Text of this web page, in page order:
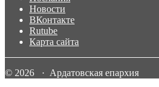
Новости
ВКонтакте
Rutube
Карта сайта
© 2026 · Ардатовская епархия